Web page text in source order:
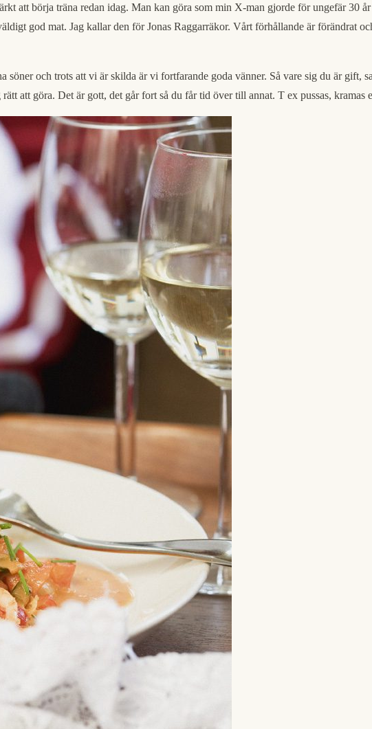
att börja träna redan idag. Man kan göra som min X-man gjorde för ungefär 30
god mat. Jag kallar den för Jonas Raggarräkor. Vårt förhållande är förändrat
söner och trots att vi är skilda är vi fortfarande goda vänner. Så vare sig du är
att göra. Det är gott, det går fort så du får tid över till annat. T ex pussas, kramas